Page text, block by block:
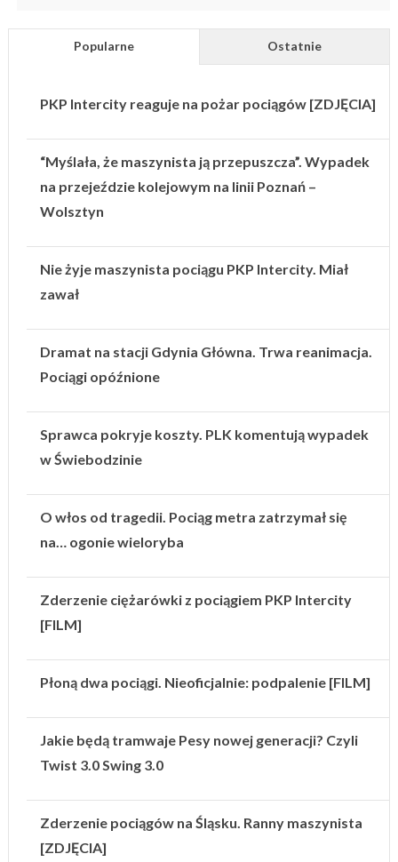
Popularne Ostatnie
PKP Intercity reaguje na pożar pociągów [ZDJĘCIA]
“Myślała, że maszynista ją przepuszcza”. Wypadek
na przejeździe kolejowym na linii Poznań –
Wolsztyn
Nie żyje maszynista pociągu PKP Intercity. Miał
zawał
Dramat na stacji Gdynia Główna. Trwa reanimacja.
Pociągi opóźnione
Sprawca pokryje koszty. PLK komentują wypadek
w Świebodzinie
O włos od tragedii. Pociąg metra zatrzymał się
na… ogonie wieloryba
Zderzenie ciężarówki z pociągiem PKP Intercity
[FILM]
Płoną dwa pociągi. Nieoficjalnie: podpalenie [FILM]
Jakie będą tramwaje Pesy nowej generacji? Czyli
Twist 3.0 Swing 3.0
Zderzenie pociągów na Śląsku. Ranny maszynista
[ZDJĘCIA]